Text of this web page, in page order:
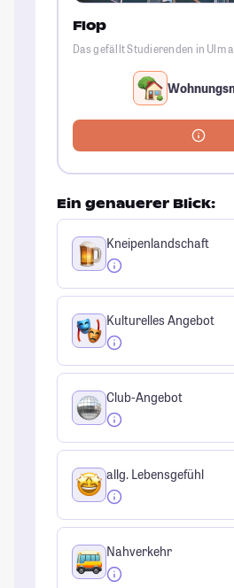
Flop
Das gefällt Studierenden in Ulm
Ein genauerer Blick:
Kneipenlandschaft
Kulturelles Angebot
Club-Angebot
allg. Lebensgefühl
Nahverkehr